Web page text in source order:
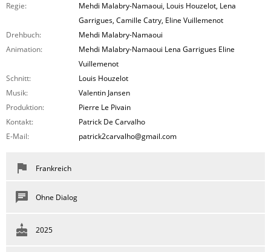
Regie:
Mehdi Malabry-Namaoui, Louis Houzelot, Lena
Garrigues, Camille Catry, Eline Vuillemenot
Drehbuch:
Mehdi Malabry-Namaoui
Animation:
Mehdi Malabry-Namaoui Lena Garrigues Eline
Vuillemenot
Schnitt:
Louis Houzelot
Musik:
Valentin Jansen
Produktion:
Pierre Le Pivain
Kontakt:
Patrick De Carvalho
E-Mail:
patrick2carvalho@gmail.com
Frankreich
Ohne Dialog
2025